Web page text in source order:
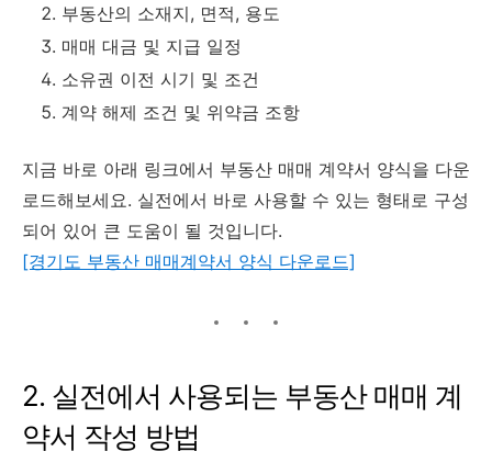
부동산의 소재지, 면적, 용도
매매 대금 및 지급 일정
소유권 이전 시기 및 조건
계약 해제 조건 및 위약금 조항
지금 바로 아래 링크에서 부동산 매매 계약서 양식을 다운
로드해보세요. 실전에서 바로 사용할 수 있는 형태로 구성
되어 있어 큰 도움이 될 것입니다.
[경기도 부동산 매매계약서 양식 다운로드]
2. 실전에서 사용되는 부동산 매매 계
약서 작성 방법